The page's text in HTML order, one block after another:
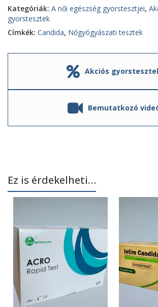
Kategóriák: A női egészség gyorstesztjei,
gyorstesztek
Címkék: Candida, Nőgyógyászati tesztek
Akciós
Bemutatkozó
Ez is érdekelheti…